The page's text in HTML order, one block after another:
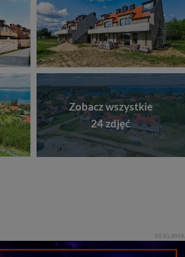
Zobacz wszystkie
24 zdjęć
REKLAMA